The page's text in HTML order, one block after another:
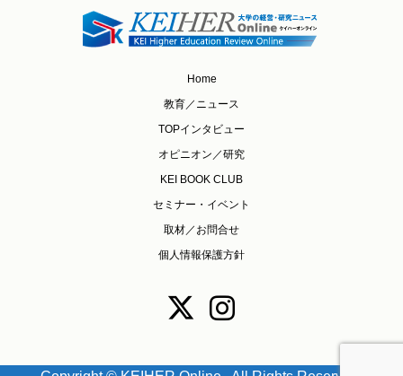
Home
教育／ニュース
TOPインタビュー
オピニオン／研究
KEI BOOK CLUB
セミナー・イベント
取材／お問合せ
個人情報保護方針